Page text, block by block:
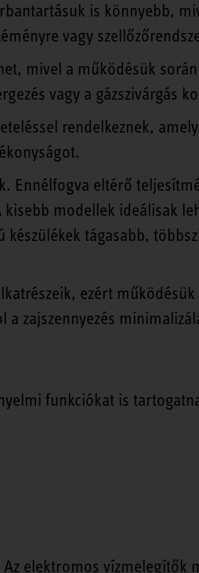
is könnyebb,
vagy
mivel a működésük
vagy a gázszivárgás
rendelkeznek, amely
Ennélfogva eltérő
modellek ideálisak
tágasabb,
ezért működésük
a zajszennyezés
funkciókat is
elektromos vízmelegítők